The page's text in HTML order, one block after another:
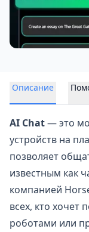
Описание
AI Chat— это
устройств на
позволяет
известным как
компанией
всех, кто хочет
роботами или